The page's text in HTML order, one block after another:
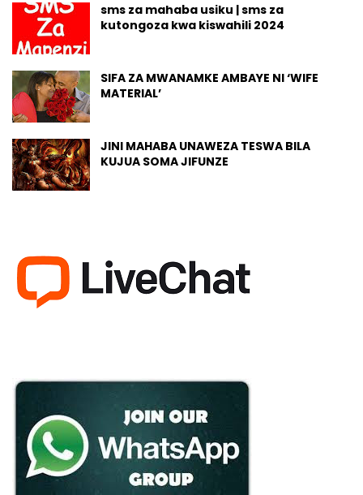
sms za mahaba usiku | sms za
kutongoza kwa kiswahili 2024
SIFA ZA MWANAMKE AMBAYE NI ‘WIFE
MATERIAL’
JINI MAHABA UNAWEZA TESWA BILA
KUJUA SOMA JIFUNZE